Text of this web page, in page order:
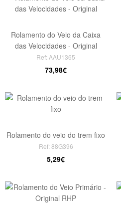
Rolamento do Veio da Caixa
das Velocidades - Original
Ref: AAU1365
73,98€
Rolamento do veio do trem fixo
Ref: 88G396
5,29€